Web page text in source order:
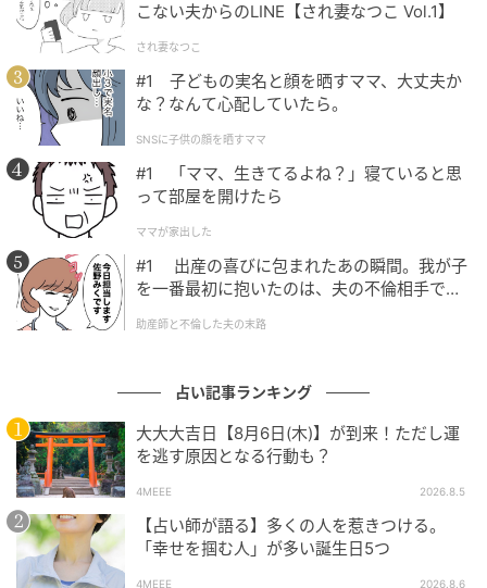
家庭運
学習意欲が高まります。特に語学学習スタートに最
適。英会話スクールなら、親子でスタートするのが
吉。高い理想をもって目標設定すると、良い教室や先
生に巡り合えますよ。家事は手を抜くと後で大変なこ
とになるので妥協は禁物。
【ラッキーアイテム】イヤーカフ
【ラッキープレイス】コリアンタウン
【9位】蟹座
こない夫からのLINE【され妻なつこ Vol.1】
され妻なつこ
#1 子どもの実名と顔を晒すママ、大丈夫か
な？なんて心配していたら。
SNSに子供の顔を晒すママ
#1 「ママ、生きてるよね？」寝ていると思
って部屋を開けたら
ママが家出した
#1 出産の喜びに包まれたあの瞬間。我が子
を一番最初に抱いたのは、夫の不倫相手でし
助産師と不倫した夫の末路
占い記事ランキング
大大大吉日【8月6日(木)】が到来！ただし運
を逃す原因となる行動も？
4MEEE 2026.8.5
【占い師が語る】多くの人を惹きつける。
「幸せを掴む人」が多い誕生日5つ
4MEEE 2026.8.6